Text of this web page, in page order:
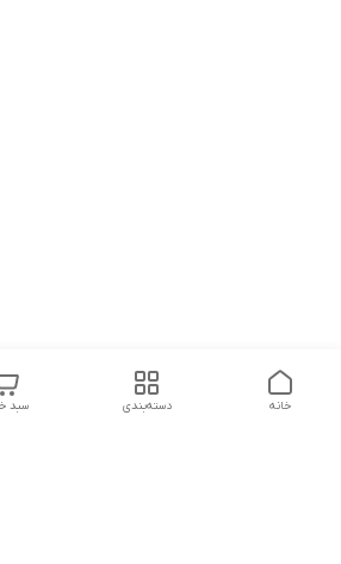
سبد دسته‌بندی خانه